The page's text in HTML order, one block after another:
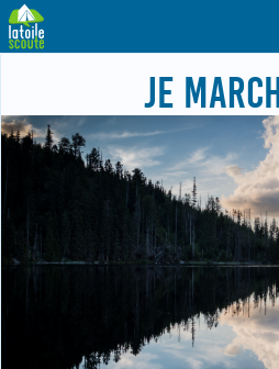
JE